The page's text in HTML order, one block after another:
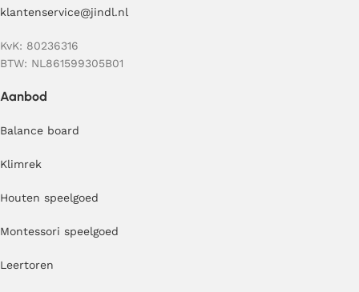
klantenservice@jindl.nl
KvK: 80236316
BTW: NL861599305B01
Aanbod
Balance board
Klimrek
Houten speelgoed
Montessori speelgoed
Leertoren